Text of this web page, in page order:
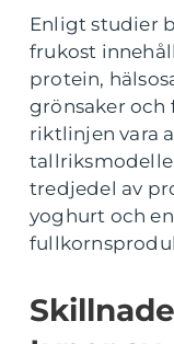
Enligt studier
frukost
protein,
grönsaker och
riktlinjen vara
tredjedel av
yoghurt och